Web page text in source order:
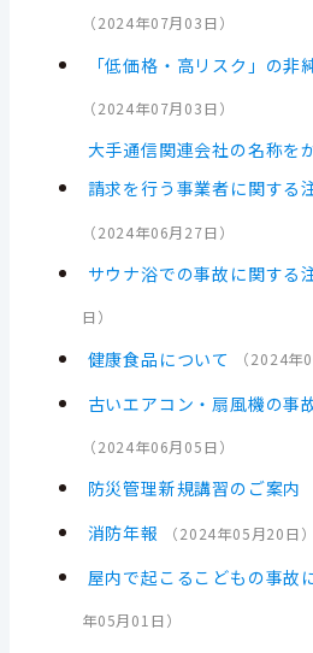
（2024年07月03日 ）
「低価格・高リスク」の非
（2024年07月03日 ）
大手通信関連会社の名称を
請求を行う事業者に関する
（2024年06月27日 ）
サウナ浴での事故に関する
日 ）
健康食品について （2024年
古いエアコン・扇風機の事
（2024年06月05日 ）
防災管理新規講習のご案内
消防年報 （2024年05月20日 ）
屋内で起こるこどもの事故
年05月01日 ）